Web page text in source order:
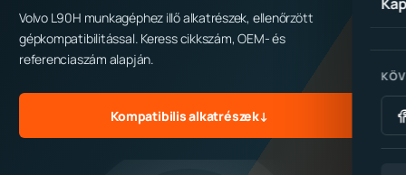
Volvo L90H munkagéphez illő alkatrészek, ellenőrzött
gépkompatibilitással. Keress cikkszám, OEM- és
referenciaszám alapján.
Kompatibilis alkatrészek↓